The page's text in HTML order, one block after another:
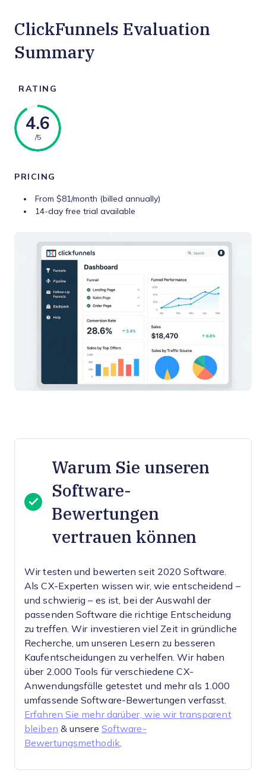
ClickFunnels Evaluation
Summary
RATING
4.6
/5
PRICING
From $81/month (billed annually)
14-day free trial available
Warum Sie unseren
Software-
Bewertungen
vertrauen können
Wir testen und bewerten seit 2020 Software.
Als CX-Experten wissen wir, wie entscheidend –
und schwierig – es ist, bei der Auswahl der
passenden Software die richtige Entscheidung
zu treffen. Wir investieren viel Zeit in gründliche
Recherche, um unseren Lesern zu besseren
Kaufentscheidungen zu verhelfen. Wir haben
über 2.000 Tools für verschiedene CX-
Anwendungsfälle getestet und mehr als 1.000
umfassende Software-Bewertungen verfasst.
Erfahren Sie mehr darüber, wie wir transparent
bleiben & unsere Software-
Bewertungsmethodik